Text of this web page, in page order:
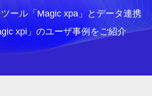
ール「Magic xpa」とデータ連携
xpi」のユーザ事例をご紹介